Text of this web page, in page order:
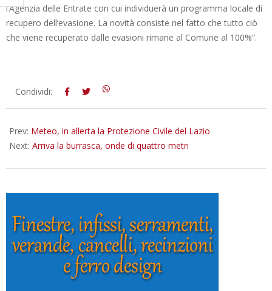
l’Agenzia delle Entrate con cui individuerà un programma locale di
recupero dell’evasione. La novità consiste nel fatto che tutto ciò
che viene recuperato dalle evasioni rimane al Comune al 100%”.
2015-
Condividi:
Prev: Meteo, in allerta la Protezione Civile del Lazio
Next: Arriva la burrasca, onde di quattro metri